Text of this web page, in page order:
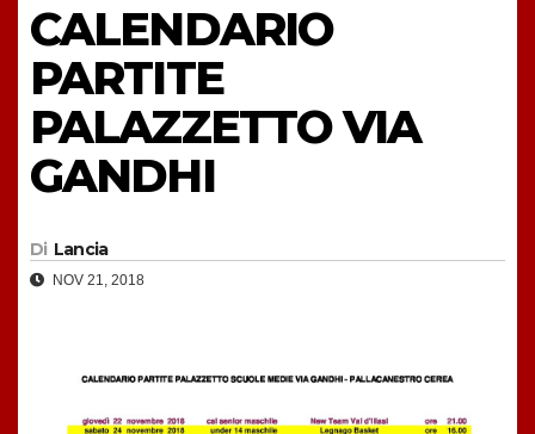
CALENDARIO
PARTITE
PALAZZETTO VIA
GANDHI
Di Lancia
NOV 21, 2018